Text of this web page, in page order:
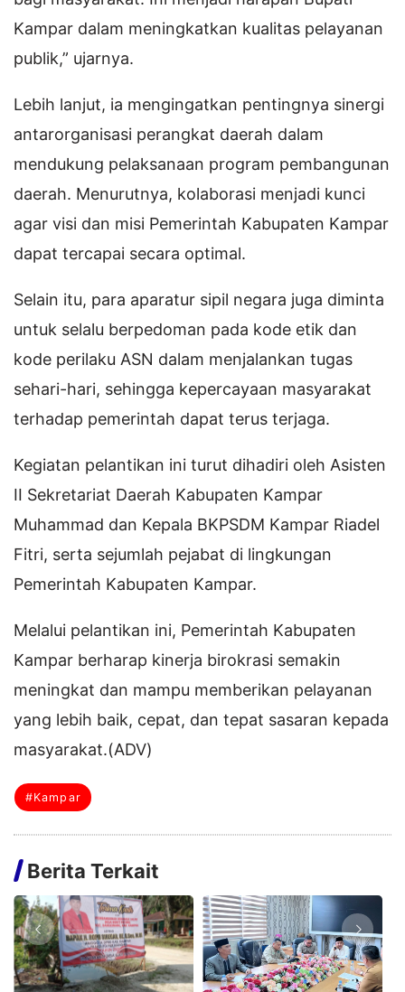
Kampar dalam meningkatkan kualitas pelayanan
publik,” ujarnya.
Lebih lanjut, ia mengingatkan pentingnya sinergi
antarorganisasi perangkat daerah dalam
mendukung pelaksanaan program pembangunan
daerah. Menurutnya, kolaborasi menjadi kunci
agar visi dan misi Pemerintah Kabupaten Kampar
dapat tercapai secara optimal.
Selain itu, para aparatur sipil negara juga diminta
untuk selalu berpedoman pada kode etik dan
kode perilaku ASN dalam menjalankan tugas
sehari-hari, sehingga kepercayaan masyarakat
terhadap pemerintah dapat terus terjaga.
Kegiatan pelantikan ini turut dihadiri oleh Asisten
II Sekretariat Daerah Kabupaten Kampar
Muhammad dan Kepala BKPSDM Kampar Riadel
Fitri, serta sejumlah pejabat di lingkungan
Pemerintah Kabupaten Kampar.
Melalui pelantikan ini, Pemerintah Kabupaten
Kampar berharap kinerja birokrasi semakin
meningkat dan mampu memberikan pelayanan
yang lebih baik, cepat, dan tepat sasaran kepada
masyarakat.(ADV)
#Kampar
Berita Terkait